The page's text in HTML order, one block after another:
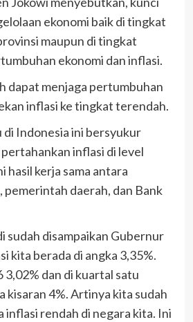
ekonomi baik di tingkat
maupun di tingkat
ekonomi dan inflasi.
dapat menjaga pertumbuhan
inflasi ke tingkat terendah.
di Indonesia ini bersyukur
inflasi di level
hasil kerja sama antara
daerah, dan Bank
sudah disampaikan Gubernur
kita berada di angka 3,35%.
3,02% dan di kuartal satu
kisaran 4%. Artinya kita sudah
inflasi rendah di negara kita. Ini